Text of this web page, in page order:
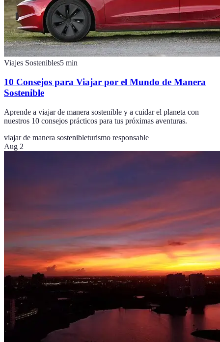
Viajes Sostenibles5 min
10 Consejos para Viajar por el Mundo de Manera
Sostenible
Aprende a viajar de manera sostenible y a cuidar el planeta con
nuestros 10 consejos prácticos para tus próximas aventuras.
viajar de manera sostenibleturismo responsable
Aug 2